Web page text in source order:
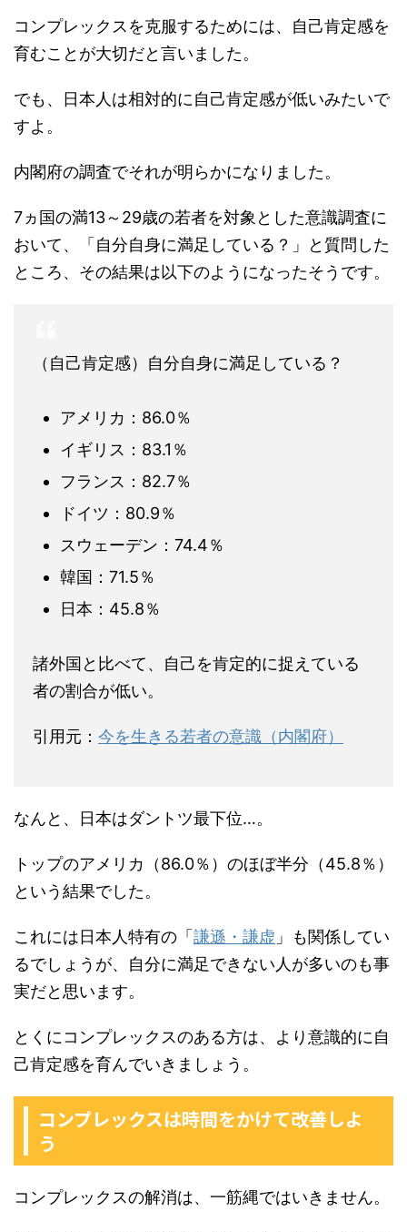
コンプレックスを克服するためには、自己肯定感を
育むことが大切だと言いました。
でも、日本人は相対的に自己肯定感が低いみたいで
すよ。
内閣府の調査でそれが明らかになりました。
7ヵ国の満13～29歳の若者を対象とした意識調査に
おいて、「自分自身に満足している？」と質問した
ところ、その結果は以下のようになったそうです。
（自己肯定感）自分自身に満足している？
アメリカ：86.0％
イギリス：83.1％
フランス：82.7％
ドイツ：80.9％
スウェーデン：74.4％
韓国：71.5％
日本：45.8％
諸外国と比べて、自己を肯定的に捉えている
者の割合が低い。
引用元： 今を生きる若者の意識（内閣府）
なんと、日本はダントツ最下位…。
トップのアメリカ（86.0％）のほぼ半分（45.8％）
という結果でした。
これには日本人特有の「 謙遜・謙虚 」も関係してい
るでしょうが、自分に満足できない人が多いのも事
実だと思います。
とくにコンプレックスのある方は、より意識的に自
己肯定感を育んでいきましょう。
コンプレックスは時間をかけて改善しよ
う
コンプレックスの解消は、一筋縄ではいきません。